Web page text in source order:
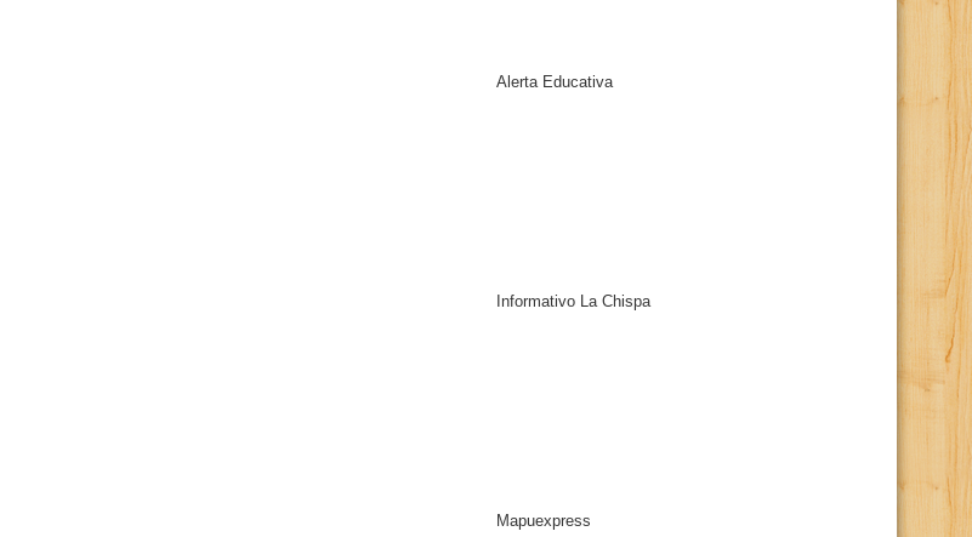
Alerta Educativa
Informativo La Chispa
Mapuexpress